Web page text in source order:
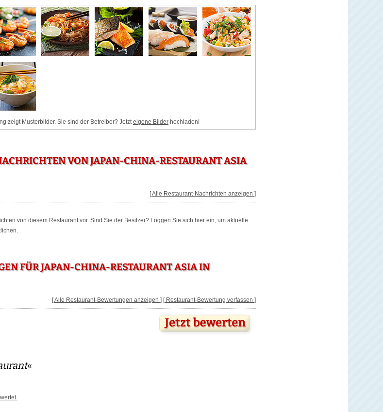
zeigt Musterbilder. Sie sind der Betreiber? Jetzteigene Bilder hochladen!
VON JAPAN-CHINA-RESTAURANT ASIA
[ Alle Restaurant-Nachrichten anzeigen ]
von diesem Restaurant vor. Sind Sie der Besitzer? Loggen Sie sich hier ein, um aktuelle
FÜR JAPAN-CHINA-RESTAURANT ASIA IN
[ Alle Restaurant-Bewertungen anzeigen ] [ Restaurant-Bewertung verfassen ]
«